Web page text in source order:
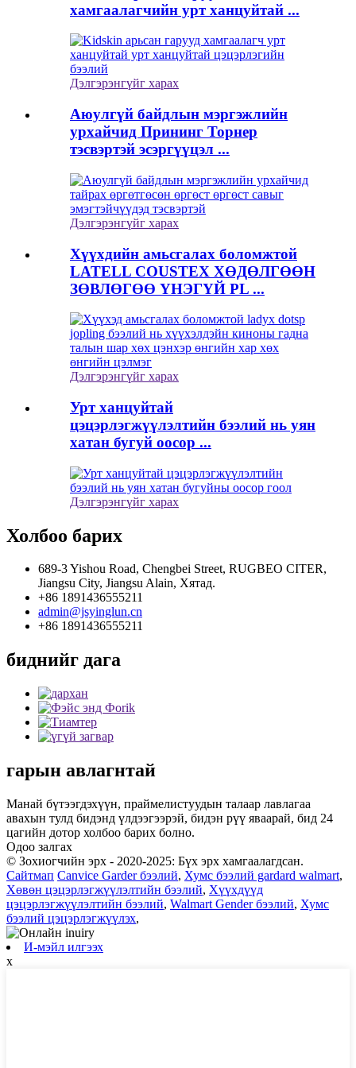
хамгаалагчийн урт ханцуйтай ...
Дэлгэрэнгүйг харах
Аюулгүй байдлын мэргэжлийн
урхайчид Прининг Торнер
тэсвэртэй эсэргүүцэл ...
Дэлгэрэнгүйг харах
Хүүхдийн амьсгалах боломжтой
LATELL COUSTEX ХӨДӨЛГӨӨН
ЗӨВЛӨГӨӨ ҮНЭГҮЙ PL ...
Дэлгэрэнгүйг харах
Урт ханцуйтай
цэцэрлэгжүүлэлтийн бээлий нь уян
хатан бугуй оосор ...
Дэлгэрэнгүйг харах
Холбоо барих
689-3 Yishou Road, Chengbei Street, RUGBEO CITER,
Jiangsu City, Jiangsu Alain, Хятад.
+86 1891436555211
admin@jsyinglun.cn
+86 1891436555211
биднийг дага
гарын авлагнтай
Манай бүтээгдэхүүн, праймелистуудын талаар лавлагаа
авахын тулд бидэнд үлдээгээрэй, бидэн рүү яваарай, бид 24
цагийн дотор холбоо барих болно.
Одоо залгах
© Зохиогчийн эрх - 2020-2025: Бүх эрх хамгаалагдсан.
Сайтмап Canvice Garder бээлий, Хумс бээлий gardard walmart,
Хөвөн цэцэрлэгжүүлэлтийн бээлий, Хүүхдүүд
цэцэрлэгжүүлэлтийн бээлий, Walmart Gender бээлий, Хумс
бээлий цэцэрлэгжүүлэх,
И-мэйл илгээх
x